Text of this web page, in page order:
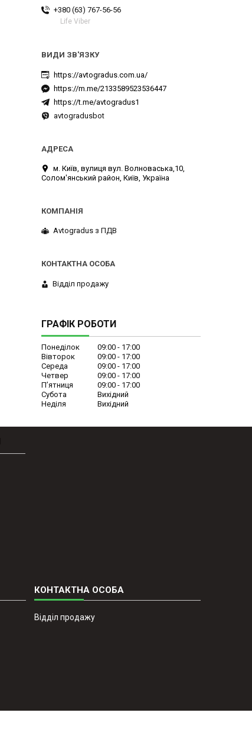
+380 (63) 767-56-56
Life Viber
https://avtogradus.com.ua/
https://m.me/2133589523536447
https://t.me/avtogradus1
avtogradusbot
м. Київ, вулиця вул. Волноваська,10,
Солом'янський район, Київ, Україна
Avtogradus з ПДВ
Відділ продажу
ГРАФІК РОБОТИ
Понеділок 09:00
17:00
Вівторок
09:00
17:00
Середа
09:00
17:00
Четвер
09:00
17:00
Пʼятниця
09:00
17:00
Субота
Вихідний
Неділя
Вихідний
Відділ продажу